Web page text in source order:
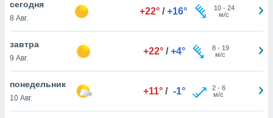
действия
рекламу
основе.
cегодня
8 Авг.
+22° / +16° 10- 24
м/с
завтра
9 Авг.
+22° / +4° 8- 19
м/с
понедельник
10 Авг.
+11° / -1° 2- 6
м/с